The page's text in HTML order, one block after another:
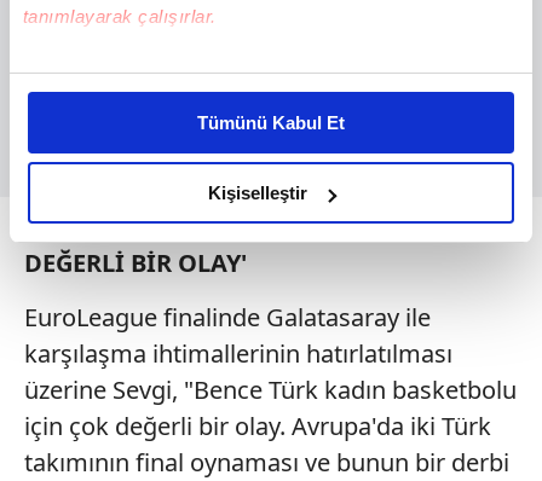
tanımlayarak çalışırlar.
Bu çerezlere izin vermeniz halinde sizlere özel
daha iyi reklam deneyimi yaşatabiliriz. Bunu yaparken
amacımızın size daha iyi bir reklam deneyimi sunmak
olduğunu ve sizlere en iyi içerikleri sunabilmek adına
elimizden gelen çabayı gösterdiğimizi ve bu noktada,
reklamların maliyetlerimizi karşılamak noktasında tek gelir
kalemimiz olduğunu sizlere hatırlatmak isteriz.
Her halükârda, kullanıcılar, bu çerezlere izin vermedikleri
takdirde, kullanıcılara hedefli reklamlar
gösterilmeyecektir."
Sizlere daha iyi bir hizmet sunabilmek için İnternet
Tümünü Kabul Et
Kişiselleştir
'TÜRK KADIN BASKETBOLU İÇİN ÇOK
DEĞERLİ BİR OLAY'
EuroLeague finalinde Galatasaray ile
karşılaşma ihtimallerinin hatırlatılması
üzerine Sevgi, "Bence Türk kadın basketbolu
için çok değerli bir olay. Avrupa'da iki Türk
takımının final oynaması ve bunun bir derbi